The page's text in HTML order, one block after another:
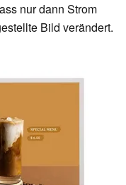
nur dann Strom
Bild verändert.